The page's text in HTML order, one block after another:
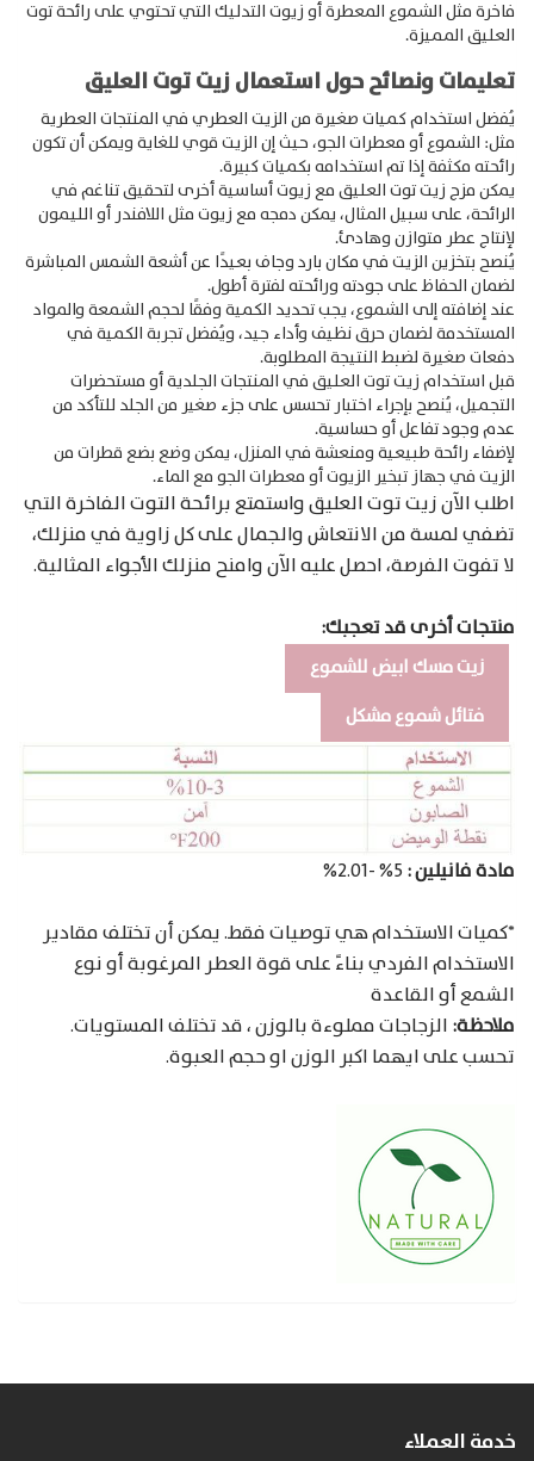
Products
search
فاخرة مثل الشموع المعطرة أو زيوت التدليك التي تحتوي على رائحة توت
العليق المميزة.
تعليمات ونصائح حول استعمال زيت توت العليق
يُفضل استخدام كميات صغيرة من الزيت العطري في المنتجات العطرية
مثل: الشموع أو معطرات الجو، حيث إن الزيت قوي للغاية ويمكن أن تكون
رائحته مكثفة إذا تم استخدامه بكميات كبيرة.
يمكن مزج زيت توت العليق مع زيوت أساسية أخرى لتحقيق تناغم في
الرائحة، على سبيل المثال، يمكن دمجه مع زيوت مثل اللافندر أو الليمون
لإنتاج عطر متوازن وهادئ.
يُنصح بتخزين الزيت في مكان بارد وجاف بعيدًا عن أشعة الشمس المباشرة
لضمان الحفاظ على جودته ورائحته لفترة أطول.
عند إضافته إلى الشموع، يجب تحديد الكمية وفقًا لحجم الشمعة والمواد
المستخدمة لضمان حرق نظيف وأداء جيد، ويُفضل تجربة الكمية في
دفعات صغيرة لضبط النتيجة المطلوبة.
قبل استخدام زيت توت العليق في المنتجات الجلدية أو مستحضرات
التجميل، يُنصح بإجراء اختبار تحسس على جزء صغير من الجلد للتأكد من
عدم وجود تفاعل أو حساسية.
لإضفاء رائحة طبيعية ومنعشة في المنزل، يمكن وضع بضع قطرات من
الزيت في جهاز تبخير الزيوت أو معطرات الجو مع الماء.
اطلب الآن زيت توت العليق واستمتع برائحة التوت الفاخرة التي
تضفي لمسة من الانتعاش والجمال على كل زاوية في منزلك،
لا تفوت الفرصة، احصل عليه الآن وامنح منزلك الأجواء المثالية.
منتجات أخرى قد تعجبك:
زيت مسك ابيض للشموع
فتائل شموع مشكل
مادة فانيلين : 5% -2.01%
*كميات الاستخدام هي توصيات فقط. يمكن أن تختلف مقادير
الاستخدام الفردي بناءً على قوة العطر المرغوبة أو نوع
الشمع أو القاعدة
ملاحظة: الزجاجات مملوءة بالوزن ، قد تختلف المستويات.
تحسب على ايهما اكبر الوزن او حجم العبوة.
خدمة العملاء